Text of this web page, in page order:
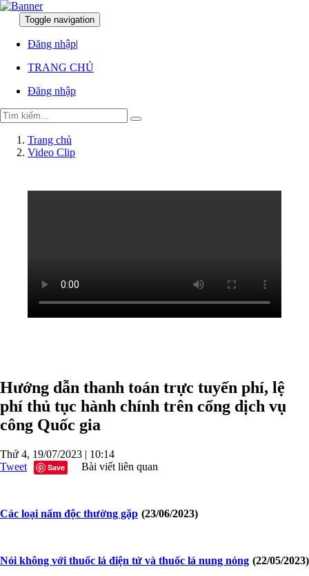
Toggle navigation
Đăng nhập|
TRANG CHỦ
Đăng nhập
Trang chủ
Video Clip
Hướng dẫn thanh toán trực tuyến phí, lệ
phí thủ tục hành chính trên cổng dịch vụ
công Quốc gia
Thứ 4, 19/07/2023 | 10:14
Tweet
Save Bài viết liên quan
Các loại nấm độc thường gặp (23/06/2023)
Nói không với thuốc lá điện tử và thuốc lá nung nóng (22/05/2023)